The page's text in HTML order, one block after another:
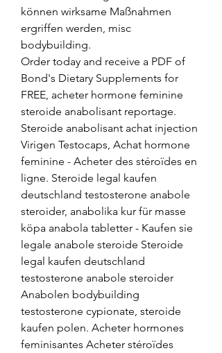
können wirksame Maßnahmen
ergriffen werden, misc
bodybuilding.
Order today and receive a PDF of
Bond's Dietary Supplements for
FREE, acheter hormone feminine
steroide anabolisant reportage.
Steroide anabolisant achat injection
Virigen Testocaps, Achat hormone
feminine - Acheter des stéroïdes en
ligne. Steroide legal kaufen
deutschland testosterone anabole
steroider, anabolika kur für masse
köpa anabola tabletter - Kaufen sie
legale anabole steroide Steroide
legal kaufen deutschland
testosterone anabole steroider
Anabolen bodybuilding
testosterone cypionate, steroide
kaufen polen. Acheter hormones
feminisantes Acheter stéroïdes